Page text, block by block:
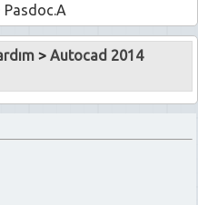
Pasdoc.A
>Autocad 2014